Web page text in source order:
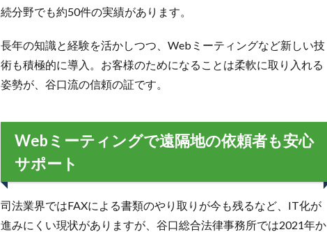
続分野でも約50件の実績があります。
長年の知識と経験を活かしつつ、Webミーティングなど新しい技
術も積極的に導入。お客様のためになることは柔軟に取り入れる
姿勢が、谷口流の信頼の証です。
Webミーティングで遠隔地の依頼者も安心
サポート
司法業界ではFAXによる書類のやり取りが今も残るなど、IT化が
進みにくい現状がありますが、谷口総合法律事務所では2021年か